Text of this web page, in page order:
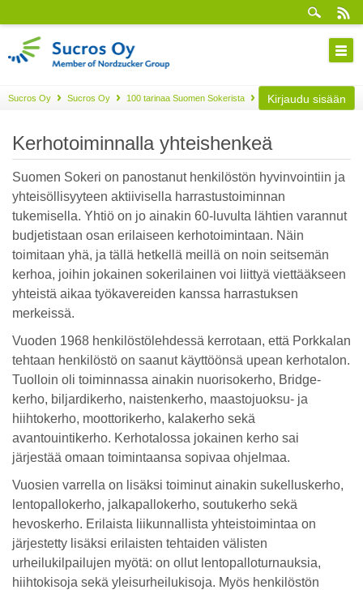
Sucros Oy Sucros Oy 100 tarinaa Suomen Sokerista Osa 75
Kirjaudu sisään
Kerhotoiminnalla yhteishenkeä
Suomen Sokeri on panostanut henkilöstön hyvinvointiin ja
yhteisöllisyyteen aktiivisella harrastustoiminnan
tukemisella. Yhtiö on jo ainakin 60-luvulta lähtien varannut
budjetistaan osan erilaiseen kerhotoimintaan. Näin
toimitaan yhä, ja tällä hetkellä meillä on noin seitsemän
kerhoa, joihin jokainen sokerilainen voi liittyä viettääkseen
yhteistä aikaa työkavereiden kanssa harrastuksen
merkeissä.
Vuoden 1968 henkilöstölehdessä kerrotaan, että Porkkalan
tehtaan henkilöstö on saanut käyttöönsä upean kerhotalon.
Tuolloin oli toiminnassa ainakin nuorisokerho, Bridge-
kerho, biljardikerho, naistenkerho, maastojuoksu- ja
hiihtokerho, moottorikerho, kalakerho sekä
avantouintikerho. Kerhotalossa jokainen kerho sai
järjestää omaan toimintaansa sopivaa ohjelmaa.
Vuosien varrella on lisäksi toiminut ainakin sukelluskerho,
lentopallokerho, jalkapallokerho, soutukerho sekä
hevoskerho. Erilaista liikunnallista yhteistoimintaa on
järjestetty lisäksi erilaisten tehtaiden välisten
urheilukilpailujen myötä: on ollut lentopalloturnauksia,
hiihtokisoja sekä yleisurheilukisoja. Myös henkilöstön